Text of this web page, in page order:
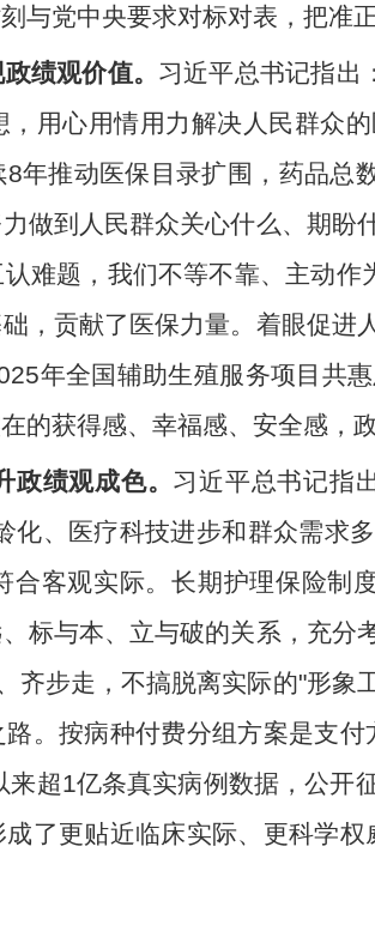
与党中央要求对标对表，把准
绩观价值。 习近平总书记指出
用心用情用力解决人民群众
年推动医保目录扩围，药品总
做到人民群众关心什么、期
难题，我们不等不靠、主动
，贡献了医保力量。着眼促
年全国辅助生殖服务项目共
的获得感、幸福感、安全感，
绩观成色。 习近平总书记指
化、医疗科技进步和群众需求
客观实际。长期护理保险制
标与本、立与破的关系，充
齐步走，不搞脱离实际的"形
。按病种付费分组方案是支
超1亿条真实病例数据，公开
了更贴近临床实际、更科学